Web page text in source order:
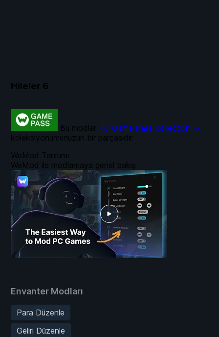
Hileler 6
Envanter Modları
Para Düzenle
Geliri Düzenle
WeMod Tanıtımı
WeMod ile modlamaya genel bakış
Bu modlar PC Game Pass collection →
koleksiyonumunuzun bir parçasıdır.